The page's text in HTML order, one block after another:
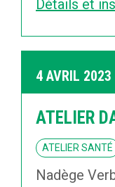
Détails et
4 AVRIL 2023
ATELIER
ATELIER SANTÉ
Nadège